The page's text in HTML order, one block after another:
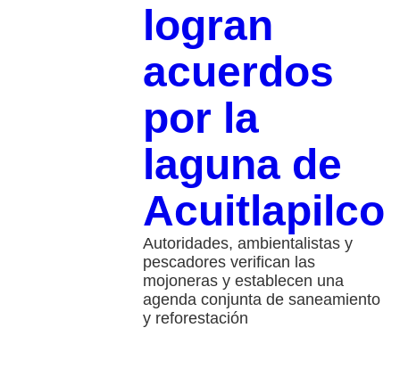
logran
acuerdos
por la
laguna de
Acuitlapilco
Autoridades, ambientalistas y
pescadores verifican las
mojoneras y establecen una
agenda conjunta de saneamiento
y reforestación